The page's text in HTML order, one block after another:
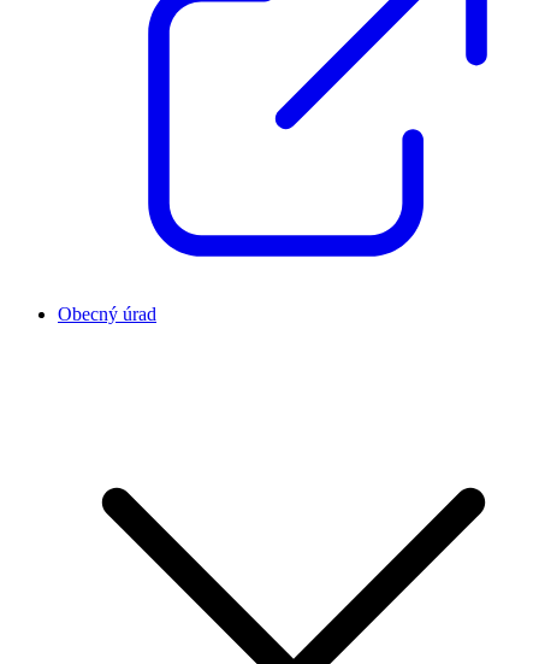
Obecný úrad